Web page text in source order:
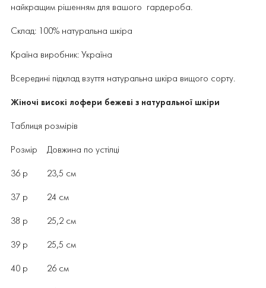
найкращим рішенням для вашого гардероба.
Склад: 100% натуральна шкіра
Країна виробник: Україна
Всередині підклад взуття натуральна шкіра вищого сорту.
Жіночі високі лофери бежеві з натуральної шкіри
Таблиця розмірів
Розмір Довжина по устілці
36 р 23,5 см
37 р 24 см
38 р 25,2 см
39 р 25,5 см
40 р 26 см